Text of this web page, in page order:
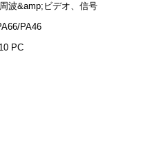
波&amp;ビデオ、信号
PA46
PC